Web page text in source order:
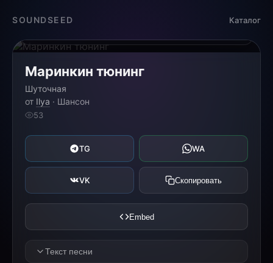
SOUNDSEED Каталог
Маринкин тюнинг
Шуточная
от Ilya · Шансон
53
TG WA
VK Скопировать
Embed
Текст песни